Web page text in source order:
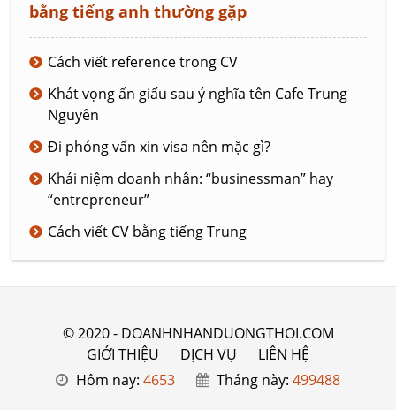
bằng tiếng anh thường gặp
Cách viết reference trong CV
Khát vọng ẩn giấu sau ý nghĩa tên Cafe Trung
Nguyên
Đi phỏng vấn xin visa nên mặc gì?
Khái niệm doanh nhân: “businessman” hay
“entrepreneur”
Cách viết CV bằng tiếng Trung
© 2020 - DOANHNHANDUONGTHOI.COM
GIỚI THIỆU
DỊCH VỤ
LIÊN HỆ
Hôm nay: 4653 Tháng này:499488